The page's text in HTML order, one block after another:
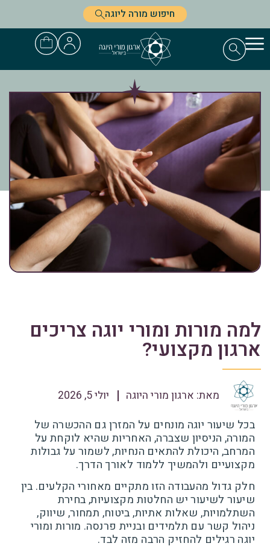
חיפוש מורה ליוגה
למה מורות ומורי יוגה צריכים
ארגון מקצועי?
מאת: ארגון מורי היוגה יולי 5, 2026
בכל שיעור יוגה מונחים על המזרן גם ההכשרה של
המורה, הניסיון שצברה, האחריות שהיא לוקחת על
המרחב, היכולת להתאים הנחיות, לשמור על גבולות
מקצועיים ולהמשיך ללמוד לאורך הדרך.
חלק גדול מהעבודה הזו מתקיים מאחורי הקלעים. בין
שיעור לשיעור יש החלטות מקצועיות, בחירת
השתלמויות, שאלות אתיות, ביטוח, תמחור, שיווק,
ניהול קשר עם תלמידים ובניית פרנסה. מורות ומורי
יוגה רגילים להחזיק הרבה מזה לבד.